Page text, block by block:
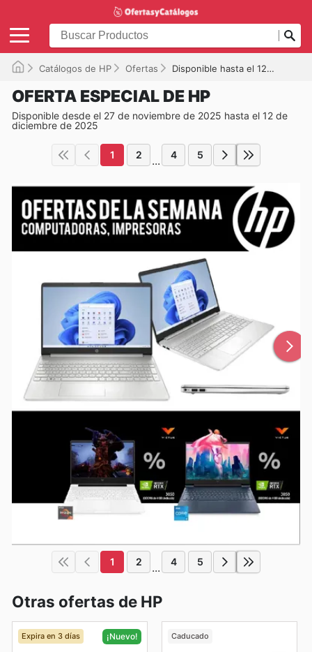
Catálogos de HP Ofertas Disponible hasta el 12-12-2025
OFERTA ESPECIAL DE HP
Disponible desde el 27 de noviembre de 2025 hasta el 12 de
diciembre de 2025
1 2 ... 4 5
1 2 ... 4 5
Otras ofertas de HP
Expira en 3 días ¡Nuevo! Caducado